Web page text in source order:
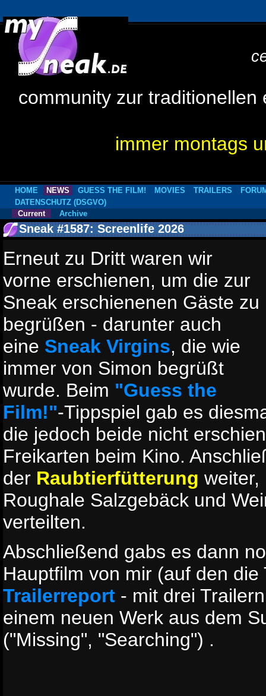
community zur
immer montags
HOME NEWS GUESS THE FILM! MOVIES TRAILERS
DATENSCHUTZ (DSGVO)
Current
Archive
Sneak #1587: Screenlife 2026
Erneut zu Dritt waren wir
vorne erschienen, um die zur
Sneak erschienenen Gäste zu
begrüßen - darunter auch
eine Sneak Virgins, die wie
immer von Simon begrüßt
wurde. Beim "Guess the
Film!"-Tippspiel gab es
die jedoch beide nicht
Freikarten beim Kino.
der Raubtierfütterung weiter,
Roughale Salzgebäck und
verteilten.
Abschließend gabs es dann
Hauptfilm von mir (auf den
Trailerreport - mit drei
einem neuen Werk aus dem
("Missing", "Searching") .